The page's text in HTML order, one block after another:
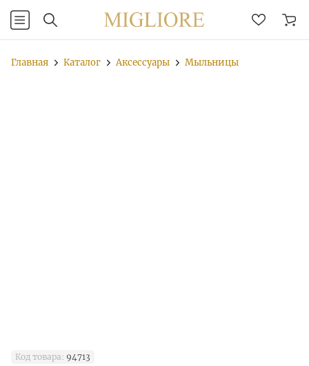
Главная Каталог Аксессуары Мыльницы
Код товара: 94713